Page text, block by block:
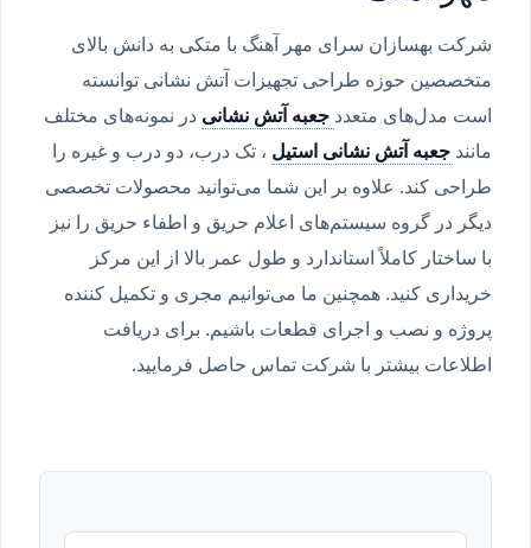
شرکت بهسازان سرای مهر آهنگ با متکی به دانش بالای
متخصصین حوزه طراحی تجهیزات آتش نشانی توانسته
است مدل‌های متعددجعبه آتش نشانیدر نمونه‌های مختلف
مانند جعبه آتش نشانی استیل، تک درب، دو درب و غیره را
طراحی کند. علاوه بر این شما می‌توانید محصولات تخصصی
دیگر در گروه سیستم‌های اعلام حریق و اطفاء حریق را نیز
با ساختار کاملاً استاندارد و طول عمر بالا از این مرکز
خریداری کنید. همچنین ما می‌توانیم مجری و تکمیل کننده
پروژه و نصب و اجرای قطعات باشیم. برای دریافت
اطلاعات بیشتر با شرکت تماس حاصل فرمایید.